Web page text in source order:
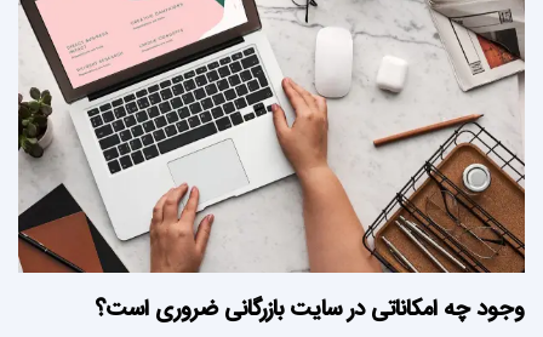
وجود چه امکاناتی در سایت بازرگانی ضروری است؟